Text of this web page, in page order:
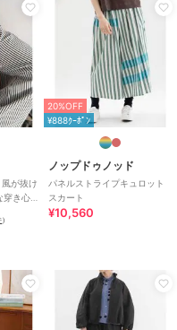
法
イ
/綿100％
カット /ミ
半端丈
/綿100％/ロ
カット /ミ
半端丈
が抜け
穿き心
）
20%OFF
¥888ｸｰﾎﾟﾝ
ノップドゥノッド
パネルストライプキュロット
スカート
¥10,560